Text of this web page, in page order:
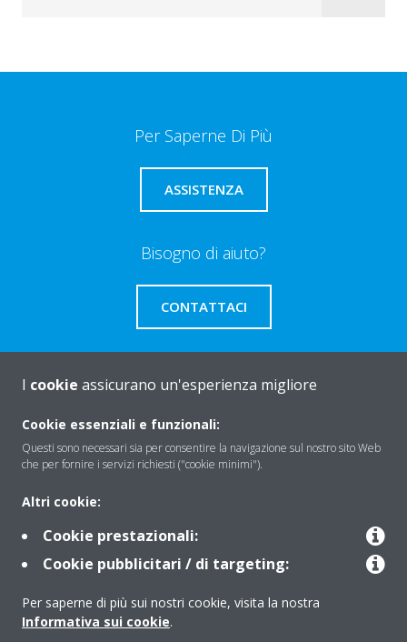
Per Saperne Di Più
ASSISTENZA
Bisogno di aiuto?
CONTATTACI
About Daikin
Contact
Products
I cookie assicurano un'esperienza migliore
Cookie essenziali e funzionali:
Questi sono necessari sia per consentire la navigazione sul nostro sito Web
che per fornire i servizi richiesti ("cookie minimi").
Altri cookie:
Cookie prestazionali:
Cookie pubblicitari / di targeting:
Per saperne di più sui nostri cookie, visita la nostra
Informativa sui cookie.